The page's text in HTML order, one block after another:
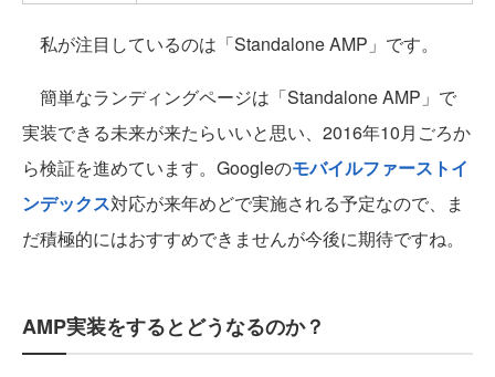
私が注目しているのは「Standalone AMP」です。
簡単なランディングページは「Standalone AMP」で
実装できる未来が来たらいいと思い、2016年10月ごろか
ら検証を進めています。Googleのモバイルファーストイ
ンデックス対応が来年めどで実施される予定なので、ま
だ積極的にはおすすめできませんが今後に期待ですね。
AMP実装をするとどうなるのか？